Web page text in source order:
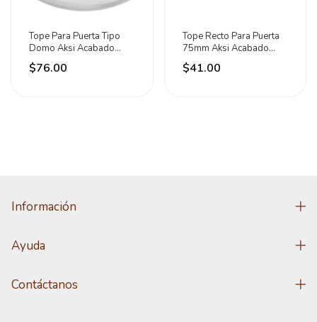
Tope Para Puerta Tipo
Domo Aksi Acabado
Cromado Color Plateado
$76.00
Tope Recto Para Puerta
75mm Aksi Acabado
Brillante Color Dorado
$41.00
Información
Ayuda
Contáctanos